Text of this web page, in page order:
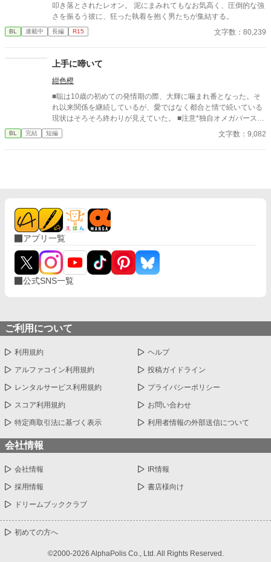
叩き落とされたレオン。 泥にまみれてもなお気高く、圧倒的な強
さを振るう彼に、狂った執着を抱く男たちが集結する。
BL 連載中 長編 R15 文字数：80,239
上手に啼いて
紺色橙
■聡は10歳の初めての発情期の際、大輝に噛まれ番となった。そ
れ以来関係を継続しているが、愛ではなく都合と情で続いている
現状はそろそろ終わりが見えていた。 ■注意*独自オメガバース設
定。■『それは愛か本能か』と同じ世界設定です。関係は一切な
し。
BL 完結 短編 文字数：9,082
アプリ一覧
公式SNS一覧
ご利用について
利用規約 ヘルプ
アルファコイン利用規約 投稿ガイドライン
レンタルサービス利用規約 プライバシーポリシー
スコア利用規約 お問い合わせ
特定商取引法に基づく表示 利用者情報の外部送信について
会社情報
会社情報 IR情報
採用情報 書店様向け
ドリームブッククラブ
初めての方へ
©2000-2026 AlphaPolis Co., Ltd. All Rights Reserved.